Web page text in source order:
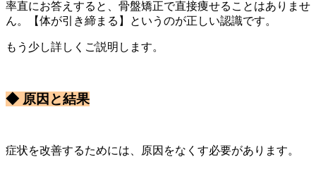
率直にお答えすると、骨盤矯正で直接痩せることはありませ
ん。【体が引き締まる】というのが正しい認識です。
もう少し詳しくご説明します。
◆ 原因と結果
症状を改善するためには、原因をなくす必要があります。